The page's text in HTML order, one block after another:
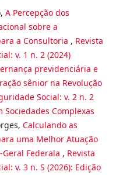
A Percepção dos
sobre a
a Consultoria , Revista
v. 1 n. 2 (2024)
previdenciária e
sênior na Revolução
Social: v. 2 n. 2
Sociedades Complexas
Calculando as
uma Melhor Atuação
Federala , Revista
v. 3 n. S (2026): Edição